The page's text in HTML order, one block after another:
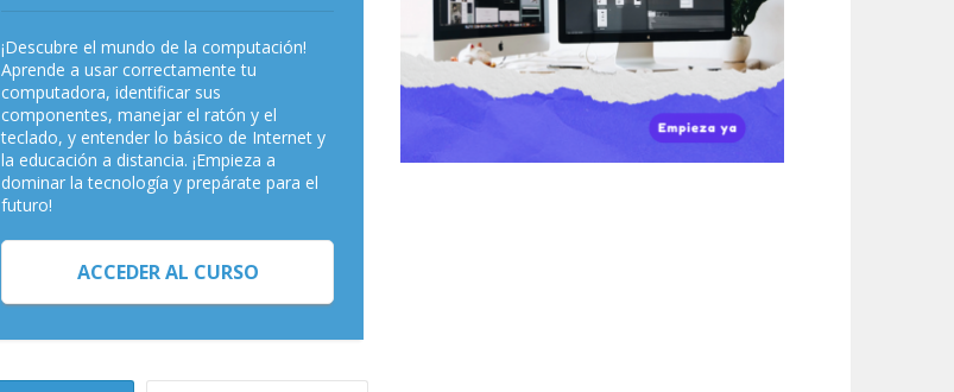
¡Descubre el mundo de la computación!
Aprende a usar correctamente tu
computadora, identificar sus
componentes, manejar el ratón y el
teclado, y entender lo básico de Internet y
la educación a distancia. ¡Empieza a
dominar la tecnología y prepárate para el
futuro!
ACCEDER AL CURSO